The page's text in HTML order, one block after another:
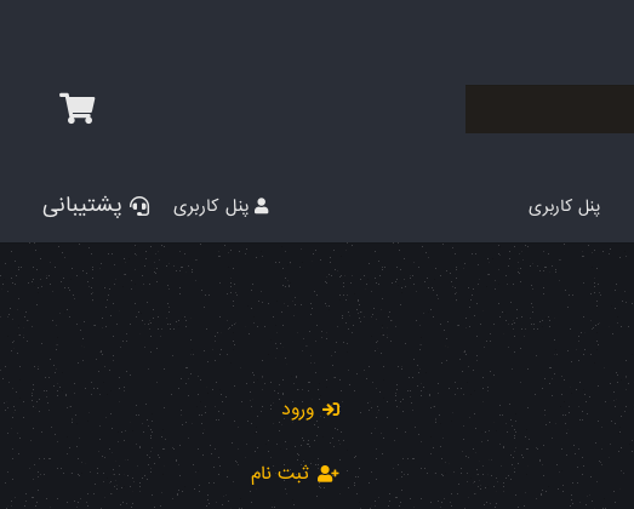
پنل کاربری پنل کاربری پشتیبانی
ورود
ثبت نام